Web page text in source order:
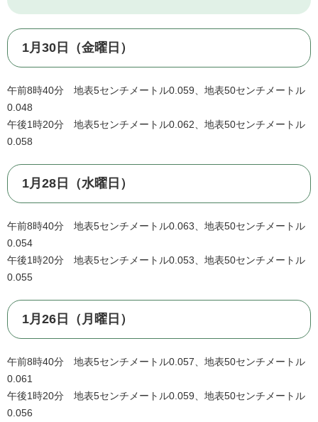
1月30日（金曜日）
午前8時40分 地表5センチメートル0.059、地表50センチメートル
0.048
午後1時20分 地表5センチメートル0.062、地表50センチメートル
0.058
1月28日（水曜日）
午前8時40分 地表5センチメートル0.063、地表50センチメートル
0.054
午後1時20分 地表5センチメートル0.053、地表50センチメートル
0.055
1月26日（月曜日）
午前8時40分 地表5センチメートル0.057、地表50センチメートル
0.061
午後1時20分 地表5センチメートル0.059、地表50センチメートル
0.056